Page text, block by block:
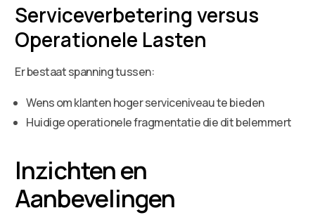
Serviceverbetering versus
Operationele Lasten
Er bestaat spanning tussen:
Wens om klanten hoger serviceniveau te bieden
Huidige operationele fragmentatie die dit belemmert
Inzichten en
Aanbevelingen